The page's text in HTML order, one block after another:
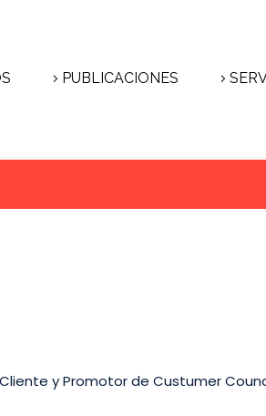
PUBLICACIONES
y Promotor de Custumer